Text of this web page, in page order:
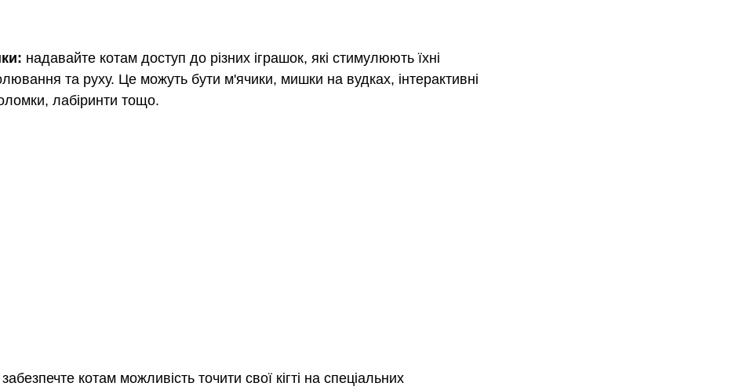
надавайте котам доступ до різних іграшок, які стимулюють їхні
та руху. Це можуть бути м'ячики, мишки на вудках, інтерактивні
лабіринти тощо.
забезпечте котам можливість точити свої кігті на спеціальних